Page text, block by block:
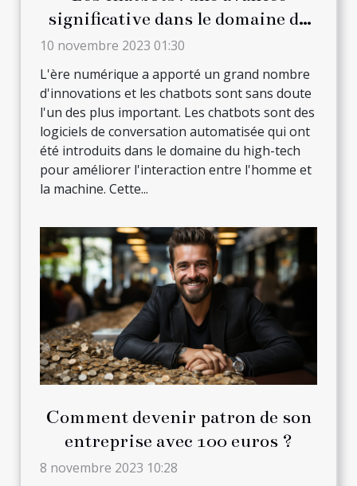
significative dans le domaine du
high-tech
10 novembre 2023 01:30
L'ère numérique a apporté un grand nombre
d'innovations et les chatbots sont sans doute
l'un des plus important. Les chatbots sont des
logiciels de conversation automatisée qui ont
été introduits dans le domaine du high-tech
pour améliorer l'interaction entre l'homme et
la machine. Cette...
Comment devenir patron de son
entreprise avec 100 euros ?
8 novembre 2023 10:28